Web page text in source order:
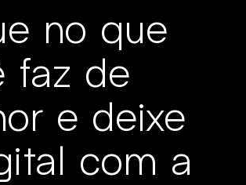
no que
faz de
e deixe
com a